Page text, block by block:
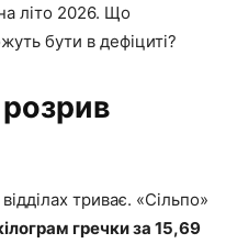
літо 2026. Що
бути в дефіциті?
триває. «Сільпо»
гречки за 15,69